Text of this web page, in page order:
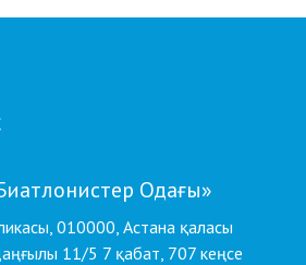
Одағы»
010000, Астана қаласы
11/5 7 қабат, 707 кеңсе